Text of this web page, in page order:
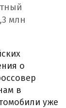
млн
о
в
уже